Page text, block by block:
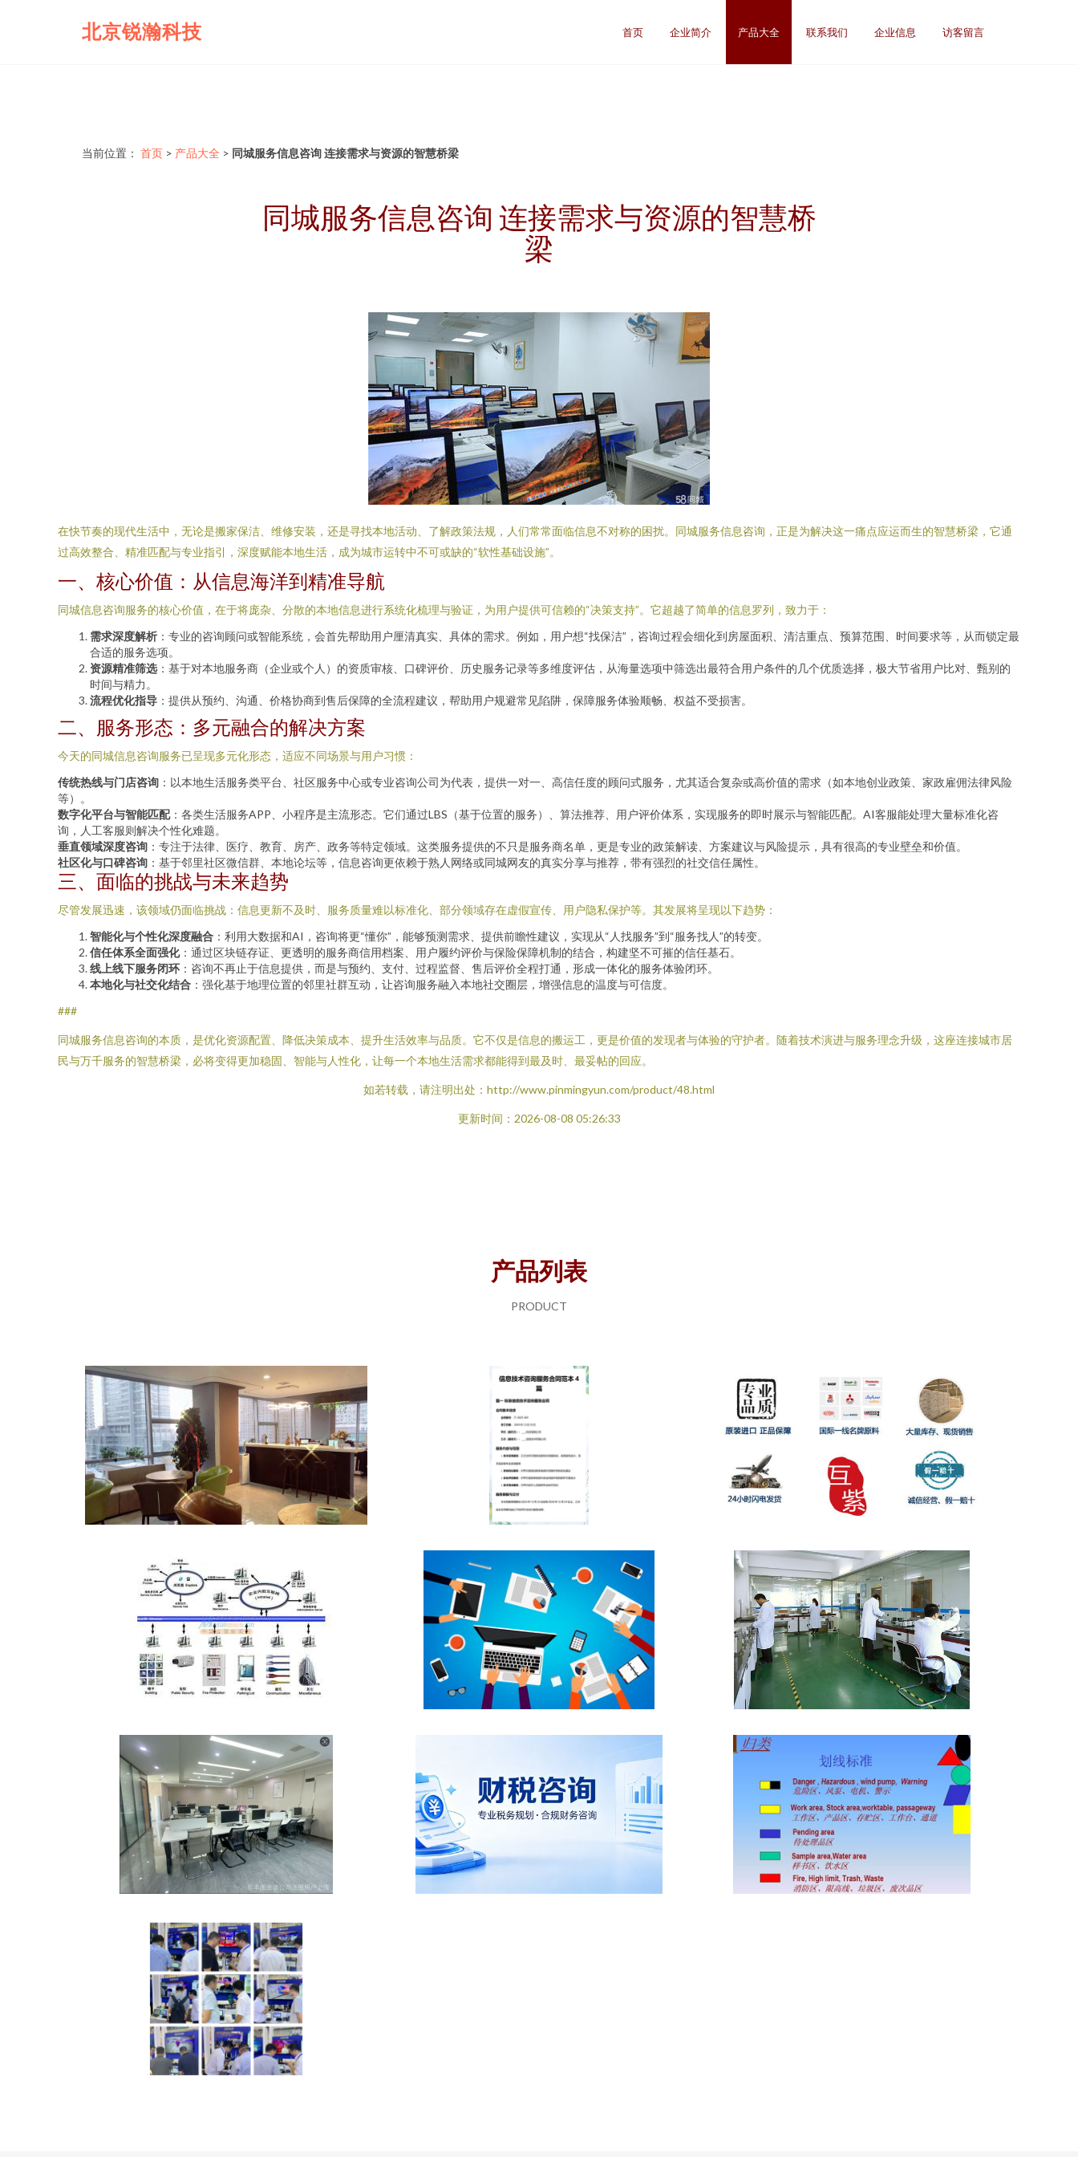
北京锐瀚科技 首页 企业简介 产品大全 联系我们 企业信息 访客留言
当前位置： 首页 > 产品大全 > 同城服务信息咨询 连接需求与资源的智慧桥梁
同城服务信息咨询 连接需求与资源的智慧桥
梁
在快节奏的现代生活中，无论是搬家保洁、维修安装，还是寻找本地活动、了解政策法规，人们常常面临信息不对称的困扰。同城服务信息咨询，正是为解决这一痛点应运而生的智慧桥梁，它通
过高效整合、精准匹配与专业指引，深度赋能本地生活，成为城市运转中不可或缺的“软性基础设施”。
一、核心价值：从信息海洋到精准导航
同城信息咨询服务的核心价值，在于将庞杂、分散的本地信息进行系统化梳理与验证，为用户提供可信赖的“决策支持”。它超越了简单的信息罗列，致力于：
需求深度解析 ：专业的咨询顾问或智能系统，会首先帮助用户厘清真实、具体的需求。例如，用户想“找保洁”，咨询过程会细化到房屋面积、清洁重点、预算范围、时间要求等，从而锁定最
合适的服务选项。
资源精准筛选：基于对本地服务商（企业或个人）的资质审核、口碑评价、历史服务记录等多维度评估，从海量选项中筛选出最符合用户条件的几个优质选择，极大节省用户比对、甄别的
时间与精力。
流程优化指导 ：提供从预约、沟通、价格协商到售后保障的全流程建议，帮助用户规避常见陷阱，保障服务体验顺畅、权益不受损害。
二、服务形态：多元融合的解决方案
今天的同城信息咨询服务已呈现多元化形态，适应不同场景与用户习惯：
传统热线与门店咨询 ：以本地生活服务类平台、社区服务中心或专业咨询公司为代表，提供一对一、高信任度的顾问式服务，尤其适合复杂或高价值的需求（如本地创业政策、家政雇佣法律风险
等）。
数字化平台与智能匹配：各类生活服务APP、小程序是主流形态。它们通过LBS（基于位置的服务）、算法推荐、用户评价体系，实现服务的即时展示与智能匹配。AI客服能处理大量标准化咨
询，人工客服则解决个性化难题。
垂直领域深度咨询 ：专注于法律、医疗、教育、房产、政务等特定领域。这类服务提供的不只是服务商名单，更是专业的政策解读、方案建议与风险提示，具有很高的专业壁垒和价值。
社区化与口碑咨询 ：基于邻里社区微信群、本地论坛等，信息咨询更依赖于熟人网络或同城网友的真实分享与推荐，带有强烈的社交信任属性。
三、面临的挑战与未来趋势
尽管发展迅速，该领域仍面临挑战：信息更新不及时、服务质量难以标准化、部分领域存在虚假宣传、用户隐私保护等。其发展将呈现以下趋势：
智能化与个性化深度融合 ：利用大数据和AI，咨询将更“懂你”，能够预测需求、提供前瞻性建议，实现从“人找服务”到“服务找人”的转变。
信任体系全面强化：通过区块链存证、更透明的服务商信用档案、用户履约评价与保险保障机制的结合，构建坚不可摧的信任基石。
线上线下服务闭环 ：咨询不再止于信息提供，而是与预约、支付、过程监督、售后评价全程打通，形成一体化的服务体验闭环。
本地化与社交化结合 ：强化基于地理位置的邻里社群互动，让咨询服务融入本地社交圈层，增强信息的温度与可信度。
###
同城服务信息咨询的本质，是优化资源配置、降低决策成本、提升生活效率与品质。它不仅是信息的搬运工，更是价值的发现者与体验的守护者。随着技术演进与服务理念升级，这座连接城市居
民与万千服务的智慧桥梁，必将变得更加稳固、智能与人性化，让每一个本地生活需求都能得到最及时、最妥帖的回应。
如若转载，请注明出处：http://www.pinmingyun.com/product/48.html
更新时间：2026-08-08 05:26:33
产品列表
PRODUCT